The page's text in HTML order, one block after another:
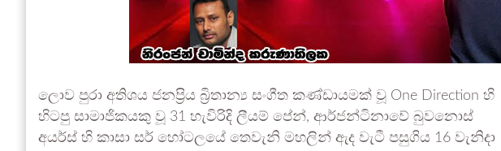
ලොව පුරා අතිශය ජනප්‍රිය බ්‍රිතාන්‍ය සංගීත කණ්ඩායමක් වූ One Direction හි
හිටපු සාමාජිකයකු වූ 31 හැවිරිදි ලීයම් පේන්, ආර්ජන්ටිනාවේ බුවනොස්
අයර්ස් හි කාසා සර් හෝටලයේ තෙවැනි මහලින් ඇද වැටී පසුගිය 16 වැනිදා